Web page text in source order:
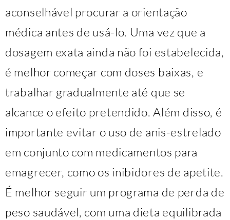
aconselhável procurar a orientação
médica antes de usá-lo. Uma vez que a
dosagem exata ainda não foi estabelecida,
é melhor começar com doses baixas, e
trabalhar gradualmente até que se
alcance o efeito pretendido. Além disso, é
importante evitar o uso de anis-estrelado
em conjunto com medicamentos para
emagrecer, como os inibidores de apetite.
É melhor seguir um programa de perda de
peso saudável, com uma dieta equilibrada